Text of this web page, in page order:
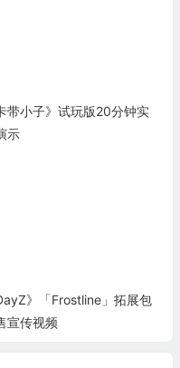
带小子》试玩版20分钟实
示
》「Frostline」拓展包
宣传视频